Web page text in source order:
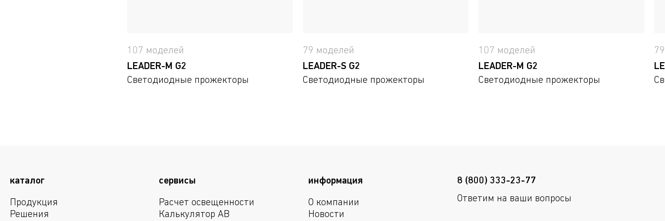
107 моделей
LEADER-M G2
Светодиодные прожекторы
79 моделей
LEADER-S G2
Светодиодные прожекторы
107 моделей
LEADER-M G2
Светодиодные прожекторы
каталог
Продукция
Решения
сервисы
Расчет освещенности
Калькулятор АВ
информация
О компании
Новости
8 (800) 333-23-77
Ответим на ваши вопросы